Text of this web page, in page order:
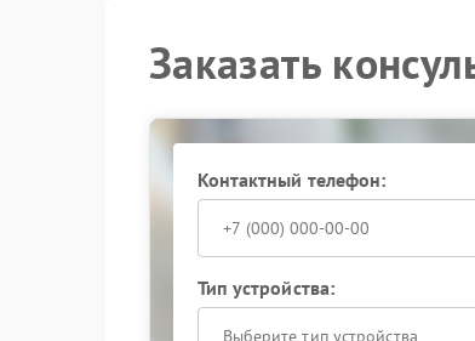
Заказать
Контактный телефон:
Тип устройства:
Выберите тип устройства